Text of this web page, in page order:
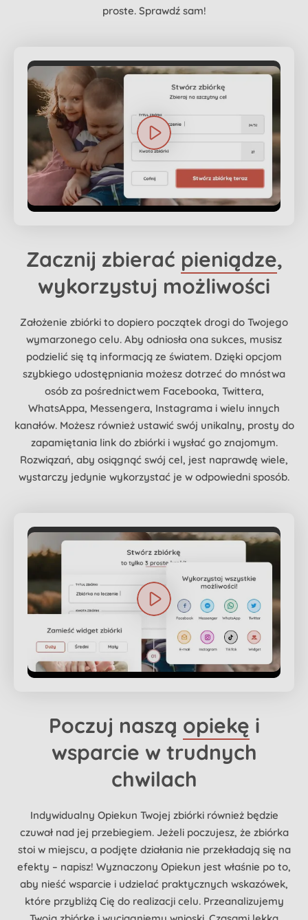
proste. Sprawdź sam!
Zacznij zbierać pieniądze,
wykorzystuj możliwości
Założenie zbiórki to dopiero początek drogi do Twojego
wymarzonego celu. Aby odniosła ona sukces, musisz
podzielić się tą informacją ze światem. Dzięki opcjom
szybkiego udostępniania możesz dotrzeć do mnóstwa
osób za pośrednictwem Facebooka, Twittera,
WhatsAppa, Messengera, Instagrama i wielu innych
kanałów. Możesz również ustawić swój unikalny, prosty do
zapamiętania link do zbiórki i wysłać go znajomym.
Rozwiązań, aby osiągnąć swój cel, jest naprawdę wiele,
wystarczy jedynie wykorzystać je w odpowiedni sposób.
Poczuj naszą opiekę i
wsparcie w trudnych
chwilach
Indywidualny Opiekun Twojej zbiórki również będzie
czuwał nad jej przebiegiem. Jeżeli poczujesz, że zbiórka
stoi w miejscu, a podjęte działania nie przekładają się na
efekty – napisz! Wyznaczony Opiekun jest właśnie po to,
aby nieść wsparcie i udzielać praktycznych wskazówek,
które przybliżą Cię do realizacji celu. Przeanalizujemy